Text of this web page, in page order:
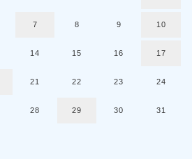
7 8 9 10
14 15 16 17
21 22 23 24
28 29 30 31